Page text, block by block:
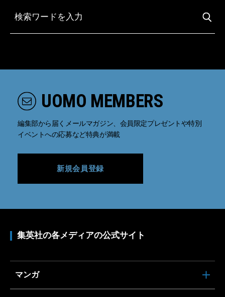
UOMO MEMBERS
編集部から届くメールマガジン、会員限定プレゼントや特別
イベントへの応募など特典が満載
新規会員登録
集英社の各メディアの公式サイト
マンガ